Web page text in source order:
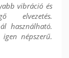
vibráció és
elvezetés.
használható.
népszerű.